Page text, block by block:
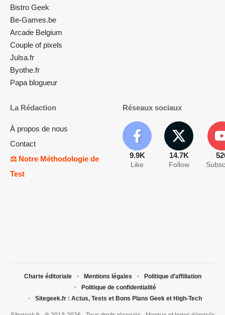
Bistro Geek
Be-Games.be
Arcade Belgium
Couple of pixels
Julsa.fr
Byothe.fr
Papa blogueur
La Rédaction
À propos de nous
Contact
⚖️ Notre Méthodologie de
Test
Réseaux sociaux
9.9K
Like
14.7K
Follow
Charte éditoriale Mentions légales
Politique d’affiliation
Politique de confidentialité
Sitegeek.fr : Actus, Tests et Bons Plans Geek et High-Tech